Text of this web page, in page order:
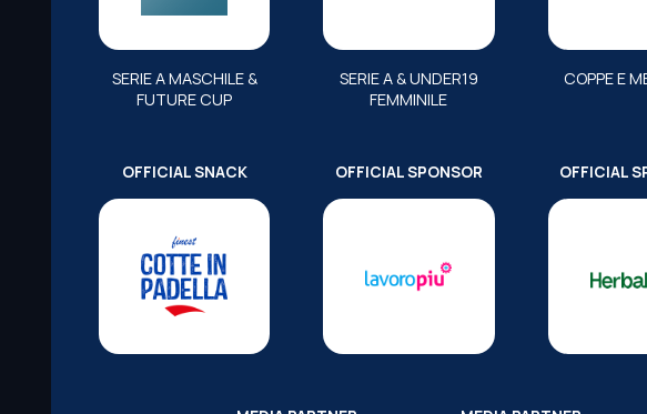
SERIE A MASCHILE &
FUTURE CUP
SERIE A & UNDER19
FEMMINILE
COPPE E
OFFICIAL SNACK OFFICIAL SPONSOR OFFICIAL